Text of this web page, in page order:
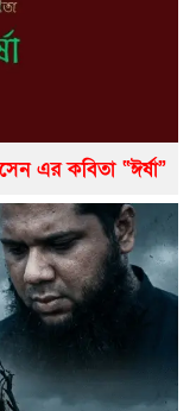
এর কবিতা “ঈর্ষা”